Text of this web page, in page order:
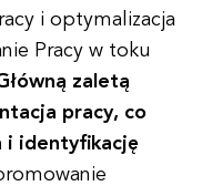
i optymalizacja
Pracy w toku
zaletą
pracy, co
i identyfikację